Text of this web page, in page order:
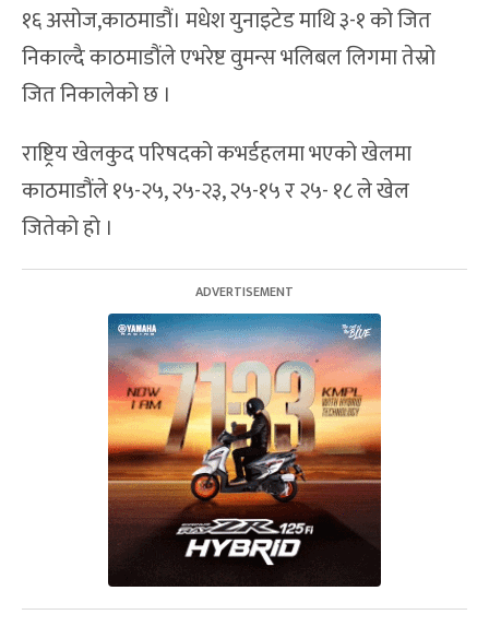
१६ असोज,काठमाडौं। मधेश युनाइटेड माथि ३-१ को जित
निकाल्दै काठमाडौंले एभरेष्ट वुमन्स भलिबल लिगमा तेस्रो
जित निकालेको छ ।
राष्ट्रिय खेलकुद परिषदको कभर्डहलमा भएको खेलमा
काठमाडौंले १५-२५, २५-२३, २५-१५ र २५- १८ ले खेल
जितेको हो ।